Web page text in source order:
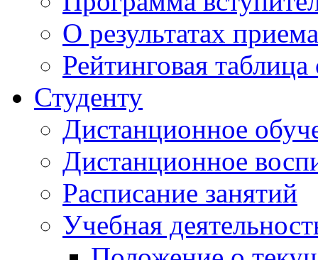
О результатах приема
Рейтинговая
Студенту
Дистанционное
Дистанционное
Расписание занятий
Учебная